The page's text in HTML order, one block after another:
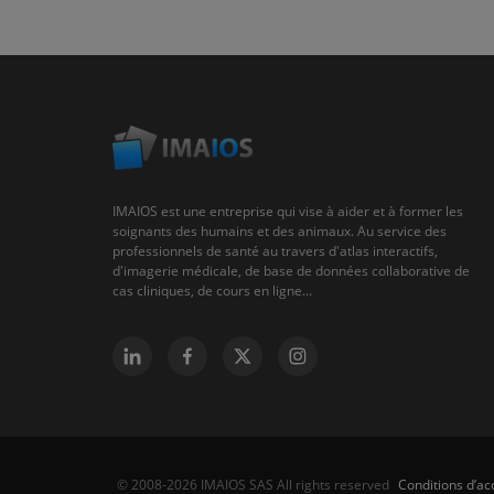
IMAIOS est une entreprise qui vise à aider et à former les
soignants des humains et des animaux. Au service des
professionnels de santé au travers d'atlas interactifs,
d'imagerie médicale, de base de données collaborative de
cas cliniques, de cours en ligne...
© 2008-2026 IMAIOS SAS All rights reserved Conditions